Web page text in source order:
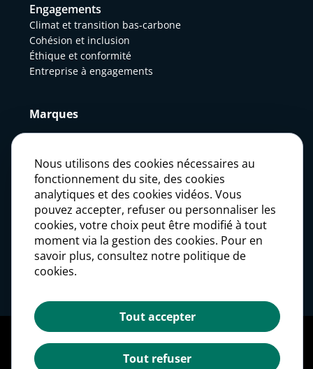
Engagements
Climat et transition bas-carbone
Cohésion et inclusion
Éthique et conformité
Entreprise à engagements
Marques
Actualités
Presse
Carrières
Mentions légales
Politique des données personnelles
Nous utilisons des cookies nécessaires au
fonctionnement du site, des cookies
analytiques et des cookies vidéos. Vous
pouvez accepter, refuser ou personnaliser les
cookies, votre choix peut être modifié à tout
moment via la gestion des cookies. Pour en
savoir plus, consultez notre politique de
cookies.
Tout accepter
Tout refuser